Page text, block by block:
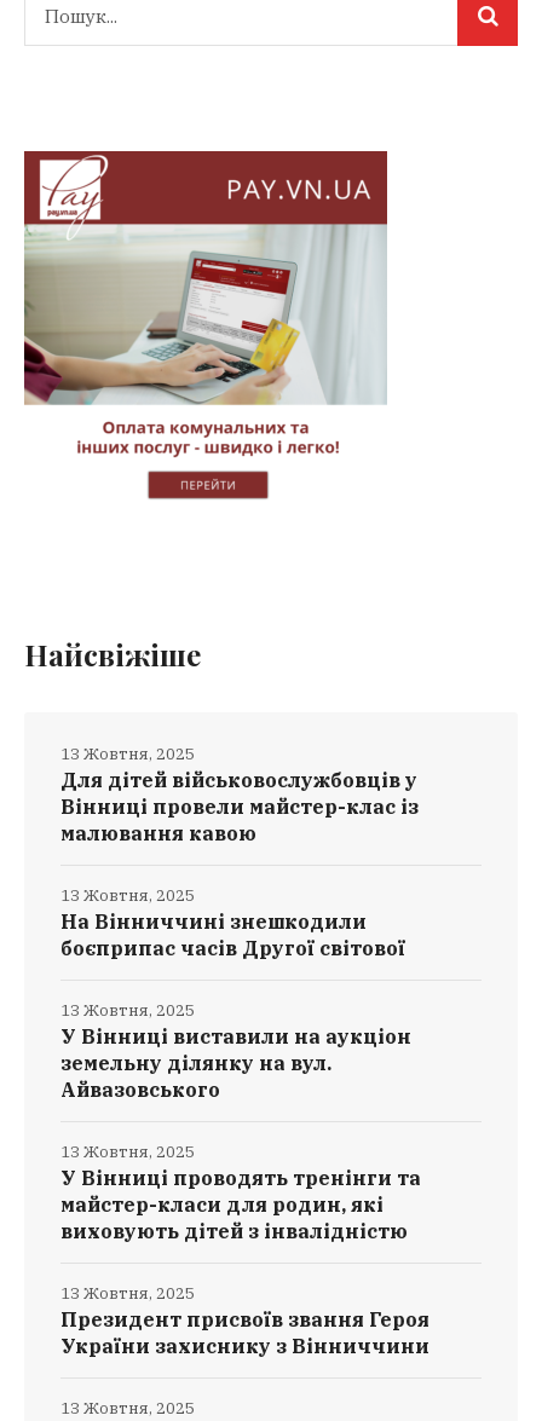
Найсвіжіше
Для дітей військовослужбовців у
Вінниці провели майстер-клас із
малювання кавою
13 Жовтня, 2025
На Вінниччині знешкодили
боєприпас часів Другої світової
13 Жовтня, 2025
У Вінниці виставили на аукціон
земельну ділянку на вул.
Айвазовського
13 Жовтня, 2025
У Вінниці проводять тренінги та
майстер-класи для родин, які
виховують дітей з інвалідністю
13 Жовтня, 2025
Президент присвоїв звання Героя
України захиснику з Вінниччини
13 Жовтня, 2025
13 Жовтня, 2025